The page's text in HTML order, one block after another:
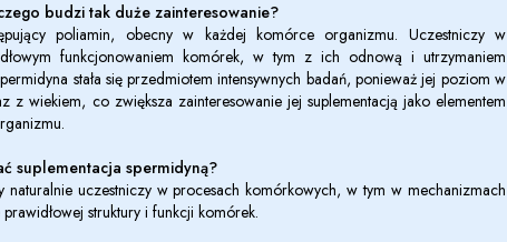
budzi tak duże zainteresowanie?
poliamin, obecny w każdej komórce organizmu. Uczestniczy w
funkcjonowaniem komórek, w tym z ich odnową i utrzymaniem
stała się przedmiotem intensywnych badań, ponieważ jej poziom w
z wiekiem, co zwiększa zainteresowanie jej suplementacją jako elementem
suplementacja spermidyną?
naturalnie uczestniczy w procesach komórkowych, w tym w mechanizmach
struktury i funkcji komórek.